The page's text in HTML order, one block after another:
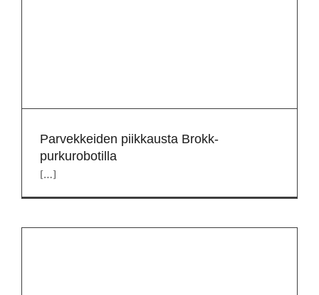
Parvekkeiden piikkausta Brokk-
purkurobotilla
[…]